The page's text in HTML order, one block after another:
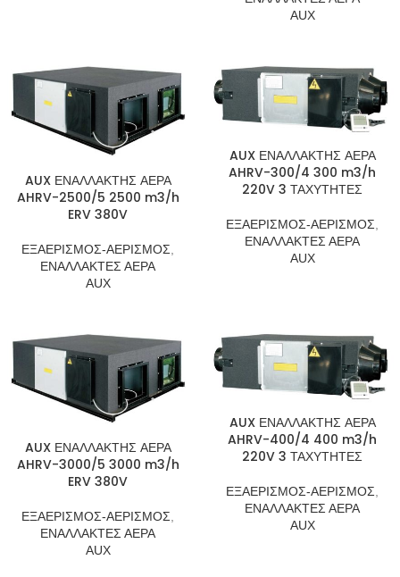
AUX
AUX ΕΝΑΛΛΑΚΤΗΣ ΑΕΡΑ
AHRV-2500/5 2500 m3/h
ERV 380V
ΕΞΑΕΡΙΣΜΟΣ-ΑΕΡΙΣΜΟΣ
ΕΝΑΛΛΑΚΤΕΣ ΑΕΡΑ
AUX
AUX ΕΝΑΛΛΑΚΤΗΣ ΑΕΡΑ
AHRV-300/4 300 m3/h
220V 3 ΤΑΧΥΤΗΤΕΣ
ΕΞΑΕΡΙΣΜΟΣ-ΑΕΡΙΣΜΟΣ
ΕΝΑΛΛΑΚΤΕΣ ΑΕΡΑ
AUX
AUX ΕΝΑΛΛΑΚΤΗΣ ΑΕΡΑ
AHRV-3000/5 3000 m3/h
ERV 380V
ΕΞΑΕΡΙΣΜΟΣ-ΑΕΡΙΣΜΟΣ,
ΕΝΑΛΛΑΚΤΕΣ ΑΕΡΑ
AUX
AUX ΕΝΑΛΛΑΚΤΗΣ ΑΕΡΑ
AHRV-400/4 400 m3/h
220V 3 ΤΑΧΥΤΗΤΕΣ
ΕΞΑΕΡΙΣΜΟΣ-ΑΕΡΙΣΜΟΣ,
ΕΝΑΛΛΑΚΤΕΣ ΑΕΡΑ
AUX